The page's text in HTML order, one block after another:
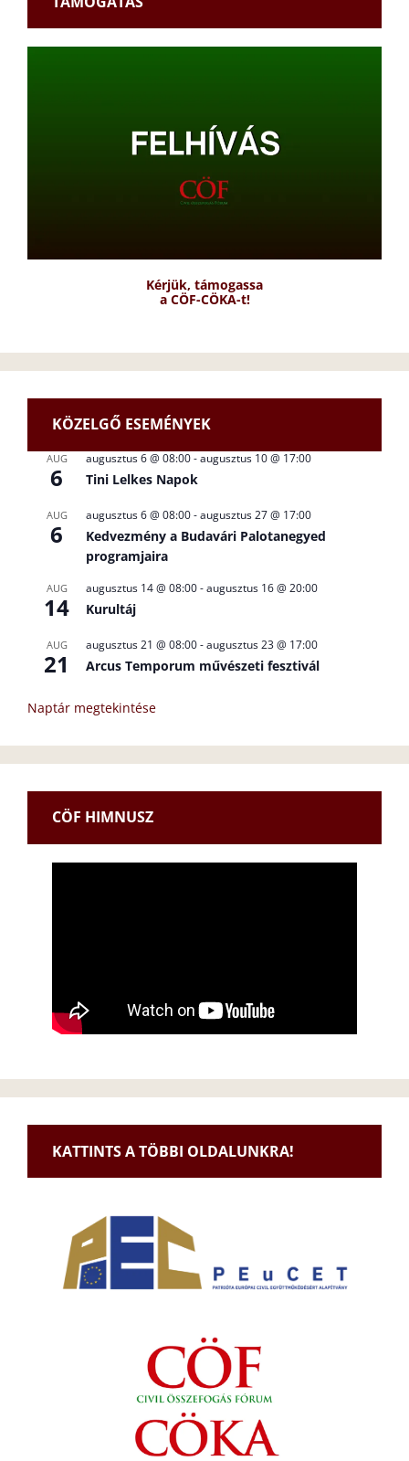
Kérjük, támogassa
a CÖF-CÖKA-t!
KÖZELGŐ ESEMÉNYEK
AUG
6
augusztus 6 @ 08:00-augusztus 10 @ 17:00
Tini Lelkes Napok
AUG
6
augusztus 6 @ 08:00-augusztus 27 @ 17:00
Kedvezmény a Budavári Palotanegyed
programjaira
AUG
14
augusztus 14 @ 08:00-augusztus 16 @ 20:00
Kurultáj
AUG
21
augusztus 21 @ 08:00-augusztus 23 @ 17:00
Arcus Temporum művészeti fesztivál
Naptár megtekintése
CÖF HIMNUSZ
KATTINTS A TÖBBI OLDALUNKRA!